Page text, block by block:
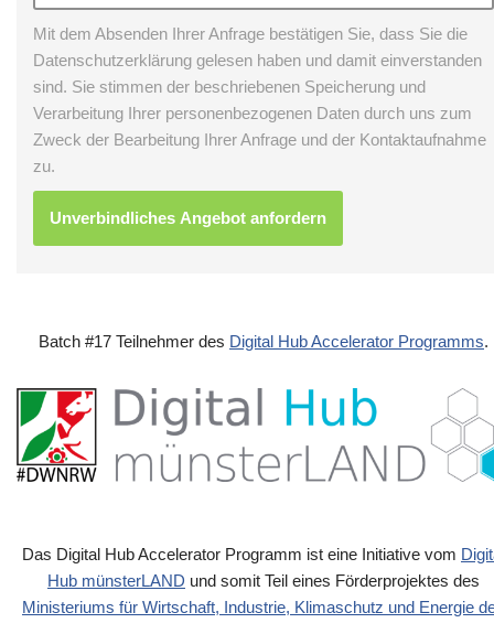
Mit dem Absenden Ihrer Anfrage bestätigen Sie, dass Sie die
Datenschutzerklärung gelesen haben und damit einverstanden
sind. Sie stimmen der beschriebenen Speicherung und
Verarbeitung Ihrer personenbezogenen Daten durch uns zum
Zweck der Bearbeitung Ihrer Anfrage und der Kontaktaufnahme
zu.
Batch #17 Teilnehmer des Digital Hub Accelerator Programms.
Das Digital Hub Accelerator Programm ist eine Initiative vom
Hub münsterLAND und somit Teil eines Förderprojektes des
Ministeriums für Wirtschaft, Industrie, Klimaschutz und Energie